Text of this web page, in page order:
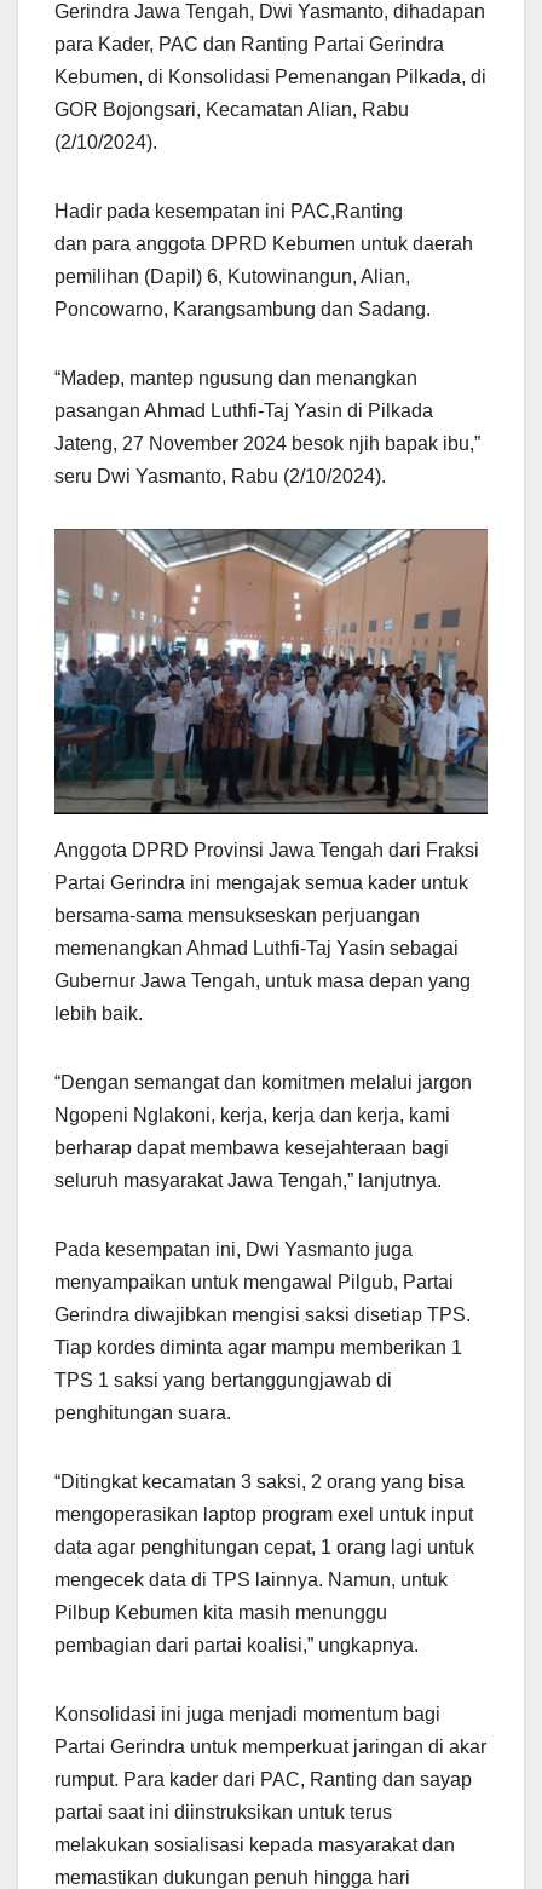
Gerindra Jawa Tengah, Dwi Yasmanto, dihadapan
para Kader, PAC dan Ranting Partai Gerindra
Kebumen, di Konsolidasi Pemenangan Pilkada, di
GOR Bojongsari, Kecamatan Alian, Rabu
(2/10/2024).
Hadir pada kesempatan ini PAC,Ranting
dan para anggota DPRD Kebumen untuk daerah
pemilihan (Dapil) 6, Kutowinangun, Alian,
Poncowarno, Karangsambung dan Sadang.
“Madep, mantep ngusung dan menangkan
pasangan Ahmad Luthfi-Taj Yasin di Pilkada
Jateng, 27 November 2024 besok njih bapak ibu,”
seru Dwi Yasmanto, Rabu (2/10/2024).
Anggota DPRD Provinsi Jawa Tengah dari Fraksi
Partai Gerindra ini mengajak semua kader untuk
bersama-sama mensukseskan perjuangan
memenangkan Ahmad Luthfi-Taj Yasin sebagai
Gubernur Jawa Tengah, untuk masa depan yang
lebih baik.
“Dengan semangat dan komitmen melalui jargon
Ngopeni Nglakoni, kerja, kerja dan kerja, kami
berharap dapat membawa kesejahteraan bagi
seluruh masyarakat Jawa Tengah,” lanjutnya.
Pada kesempatan ini, Dwi Yasmanto juga
menyampaikan untuk mengawal Pilgub, Partai
Gerindra diwajibkan mengisi saksi disetiap TPS.
Tiap kordes diminta agar mampu memberikan 1
TPS 1 saksi yang bertanggungjawab di
penghitungan suara.
“Ditingkat kecamatan 3 saksi, 2 orang yang bisa
mengoperasikan laptop program exel untuk input
data agar penghitungan cepat, 1 orang lagi untuk
mengecek data di TPS lainnya. Namun, untuk
Pilbup Kebumen kita masih menunggu
pembagian dari partai koalisi,” ungkapnya.
Konsolidasi ini juga menjadi momentum bagi
Partai Gerindra untuk memperkuat jaringan di akar
rumput. Para kader dari PAC, Ranting dan sayap
partai saat ini diinstruksikan untuk terus
melakukan sosialisasi kepada masyarakat dan
memastikan dukungan penuh hingga hari